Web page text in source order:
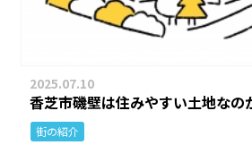
2025.07.10
香芝市磯壁は住みやすい土地なの
街の紹介